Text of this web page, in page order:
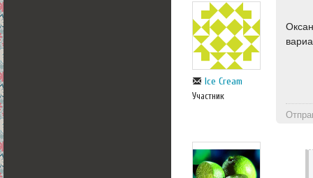
Ice Cream
Участник